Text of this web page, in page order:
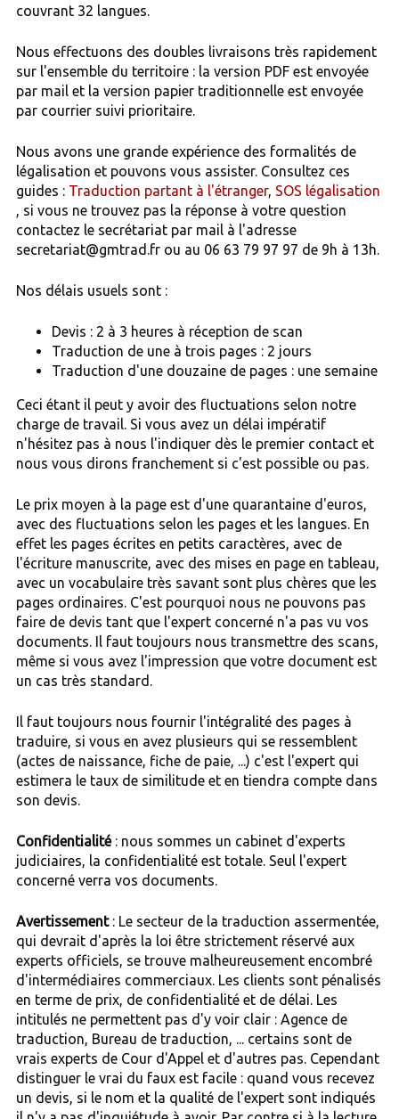
couvrant 32 langues.
Nous effectuons des doubles livraisons très rapidement
sur l'ensemble du territoire : la version PDF est envoyée
par mail et la version papier traditionnelle est envoyée
par courrier suivi prioritaire.
Nous avons une grande expérience des formalités de
légalisation et pouvons vous assister. Consultez ces
guides : Traduction partant à l'étranger, SOS légalisation
, si vous ne trouvez pas la réponse à votre question
contactez le secrétariat par mail à l'adresse
secretariat@gmtrad.fr ou au 06 63 79 97 97 de 9h à 13h.
Nos délais usuels sont :
Devis : 2 à 3 heures à réception de scan
Traduction de une à trois pages : 2 jours
Traduction d'une douzaine de pages : une semaine
Ceci étant il peut y avoir des fluctuations selon notre
charge de travail. Si vous avez un délai impératif
n'hésitez pas à nous l'indiquer dès le premier contact et
nous vous dirons franchement si c'est possible ou pas.
Le prix moyen à la page est d'une quarantaine d'euros,
avec des fluctuations selon les pages et les langues. En
effet les pages écrites en petits caractères, avec de
l'écriture manuscrite, avec des mises en page en tableau,
avec un vocabulaire très savant sont plus chères que les
pages ordinaires. C'est pourquoi nous ne pouvons pas
faire de devis tant que l'expert concerné n'a pas vu vos
documents. Il faut toujours nous transmettre des scans,
même si vous avez l'impression que votre document est
un cas très standard.
Il faut toujours nous fournir l'intégralité des pages à
traduire, si vous en avez plusieurs qui se ressemblent
(actes de naissance, fiche de paie, ...) c'est l'expert qui
estimera le taux de similitude et en tiendra compte dans
son devis.
Confidentialité: nous sommes un cabinet d'experts
judiciaires, la confidentialité est totale. Seul l'expert
concerné verra vos documents.
Avertissement: Le secteur de la traduction assermentée,
qui devrait d'après la loi être strictement réservé aux
experts officiels, se trouve malheureusement encombré
d'intermédiaires commerciaux. Les clients sont pénalisés
en terme de prix, de confidentialité et de délai. Les
intitulés ne permettent pas d'y voir clair : Agence de
traduction, Bureau de traduction, ... certains sont de
vrais experts de Cour d'Appel et d'autres pas. Cependant
distinguer le vrai du faux est facile : quand vous recevez
un devis, si le nom et la qualité de l'expert sont indiqués